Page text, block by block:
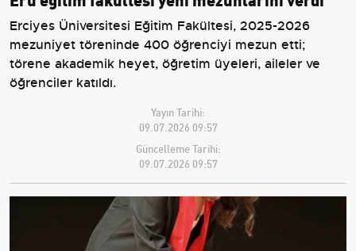
Erciyes Üniversitesi Eğitim Fakültesi, 2025-2026
mezuniyet töreninde 400 öğrenciyi mezun etti;
törene akademik heyet, öğretim üyeleri, aileler ve
öğrenciler katıldı.
Yayın Tarihi:
09.07.2026 09:57
Güncelleme Tarihi:
09.07.2026 09:57